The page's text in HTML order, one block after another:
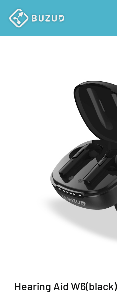
Hearing Aid W6(black)